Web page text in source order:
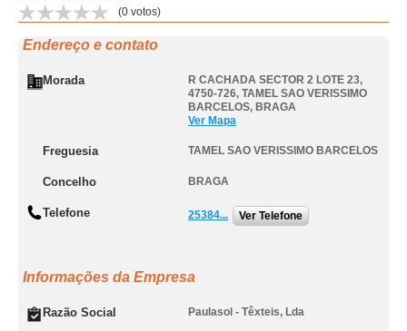
(0 votos)
Endereço e contato
Morada
R CACHADA SECTOR 2 LOTE 23,
4750-726, TAMEL SAO VERISSIMO
BARCELOS, BRAGA
Ver Mapa
Freguesia TAMEL SAO VERISSIMO BARCELOS
Concelho BRAGA
Telefone 25384... Ver Telefone
Informações da Empresa
Razão Social Paulasol - Têxteis, Lda